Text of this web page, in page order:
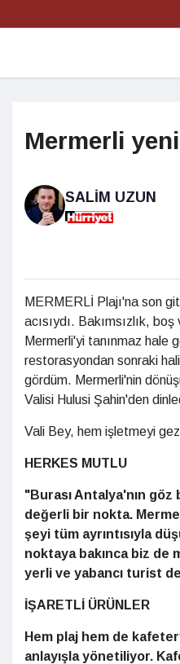
Mermerli
SALIM UZUN
MERMERLİ Plajı'na son
acısıydı. Bakımsızlık,
Mermerli'yi tanınmaz hale
restorasyondan sonraki
gördüm. Mermerli'nin
Valisi Hulusi Şahin'den
Vali Bey, hem işletmeyi
HERKES MUTLU
"Burası Antalya'nın
değerli bir nokta.
şeyi tüm ayrıntısıyla
noktaya bakınca biz de
yerli ve yabancı turist
İŞARETLİ ÜRÜNLER
Hem plaj hem de
anlayışla yönetiliyor.